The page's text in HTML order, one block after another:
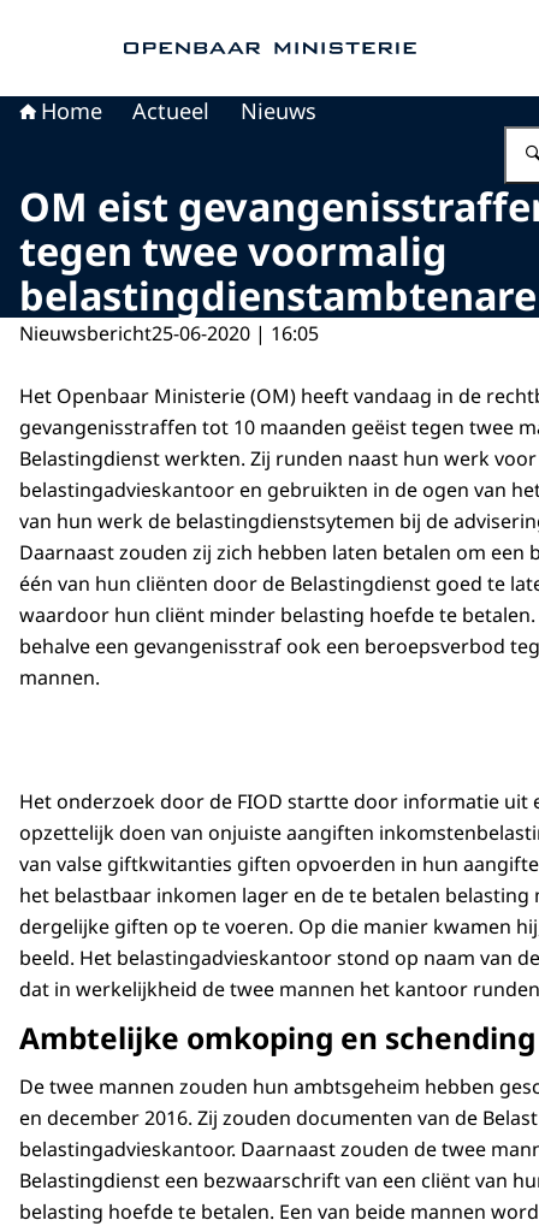
Home Actueel Nieuws
OM eist
tegen twee voormalig
Nieuwsbericht25-06-2020 | 16:05
Het Openbaar Ministerie (OM) heeft vandaag in de
gevangenisstraffen tot 10 maanden geëist tegen twee
Belastingdienst werkten. Zij runden naast hun werk
belastingadvieskantoor en gebruikten in de ogen van
van hun werk de belastingdienstsytemen bij de
Daarnaast zouden zij zich hebben laten betalen om een
één van hun cliënten door de Belastingdienst goed te
waardoor hun cliënt minder belasting hoefde te
behalve een gevangenisstraf ook een beroepsverbod
mannen.
Het onderzoek door de FIOD startte door informatie
opzettelijk doen van onjuiste aangiften
van valse giftkwitanties giften opvoerden in hun
het belastbaar inkomen lager en de te betalen
dergelijke giften op te voeren. Op die manier kwamen
beeld. Het belastingadvieskantoor stond op naam van
dat in werkelijkheid de twee mannen het kantoor
Ambtelijke omkoping en
De twee mannen zouden hun ambtsgeheim hebben
en december 2016. Zij zouden documenten van de
belastingadvieskantoor. Daarnaast zouden de twee
Belastingdienst een bezwaarschrift van een cliënt van
belasting hoefde te betalen. Een van beide mannen